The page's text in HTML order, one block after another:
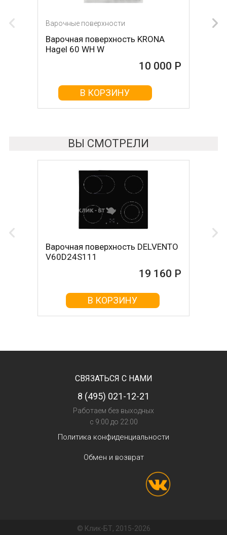
Варочные поверхности
Варочная поверхность KRONA
Hagel 60 WH W
10 000 Р
В КОРЗИНУ
Варочные поверхности
Варочная поверхность KRONA
Hagel 60 WH
10 000 Р
В КОРЗИНУ
ВЫ СМОТРЕЛИ
Варочная поверхность DELVENTO
V60D24S111
19 160 Р
В КОРЗИНУ
СВЯЗАТЬСЯ С НАМИ
8 (495) 021-12-21
Работаем без выходных
с 9:00 до 22:00
Политика конфиденциальности
Обмен и возврат
© Клик-БТ, 2015-2026